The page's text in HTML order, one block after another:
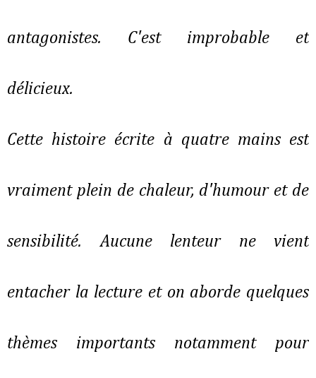
antagonistes. C'est improbable et
délicieux.
Cette histoire écrite à quatre mains est
vraiment plein de chaleur, d'humour et de
sensibilité. Aucune lenteur ne vient
entacher la lecture et on aborde quelques
thèmes importants notamment pour